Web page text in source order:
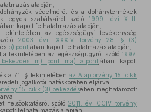
alapján,
védelméről és a dohánytermékek
egyes szabályairól szóló1999. évi XLII.
kapott felhatalmazás alapján,
tekintetében az egészségügyi tevékenység
2003. évi LXXXIV. törvény 28. § (3)
b) pontjában kapott felhatalmazás alapján,
tekintetében az egészségügyről szóló 1997.
m) pont ma) alpontjában kapott
a 71. § tekintetébenaz Alaptörvény 15. cikk
jogalkotói hatáskörében eljárva,
15. cikk (3) bekezdésében meghatározott
felsőoktatásról szóló 2011. évi CCIV. törvény
felhatalmazás alapján,